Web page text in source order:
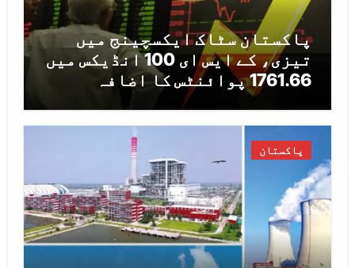
پاکستان سٹاک ایکسچینج میں
تیزی، کے ایس ای 100 انڈیکس میں
1761.66 پوائنٹس کا اضافہ
پاکستان